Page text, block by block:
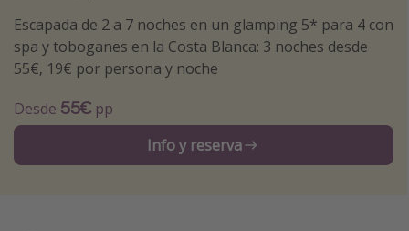
Albania
Inspiración para viajes
Camping
Glamping
Viajes en tren
Escapada de 2 a 7 noches en un glamping 5* para 4 con
spa y toboganes en la Costa Blanca: 3 noches desde
55€, 19€ por persona y noche
Desde 55€ pp
Info y reserva